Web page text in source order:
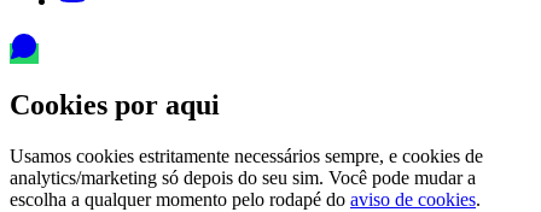
Cookies por aqui
Usamos cookies estritamente necessários sempre, e cookies de
analytics/marketing só depois do seu sim. Você pode mudar a
escolha a qualquer momento pelo rodapé do aviso de cookies.